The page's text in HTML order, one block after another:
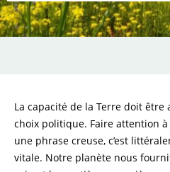
La capacité de la Terre doit
choix politique. Faire attention
une phrase creuse, c’est
vitale. Notre planète nous